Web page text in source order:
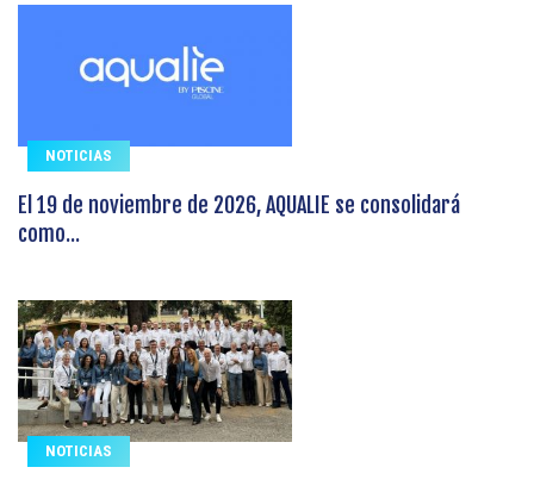
NOTICIAS
El 19 de noviembre de 2026, AQUALIE se consolidará
como...
NOTICIAS